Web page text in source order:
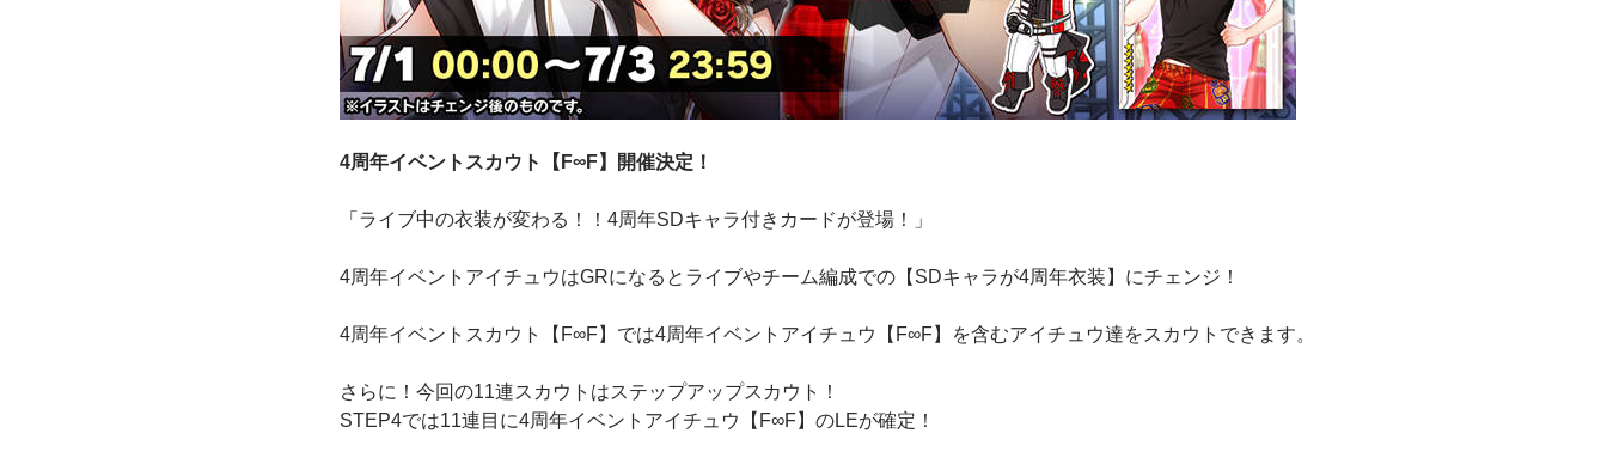
4周年イベントスカウト【F∞F】開催決定！
「ライブ中の衣装が変わる！！4周年SDキャラ付きカードが登場！」
4周年イベントアイチュウはGRになるとライブやチーム編成での【SDキャラが4周年衣装】にチェンジ！
4周年イベントスカウト【F∞F】では4周年イベントアイチュウ【F∞F】を含むアイチュウ達をスカウトできます。
さらに！今回の11連スカウトはステップアップスカウト！
STEP4では11連目に4周年イベントアイチュウ【F∞F】のLEが確定！